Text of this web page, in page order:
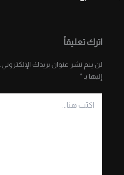
اترك تعليقاً
لن يتم نشر عنوان بريدك الإلكتروني.
إليها بـ*
هنا...